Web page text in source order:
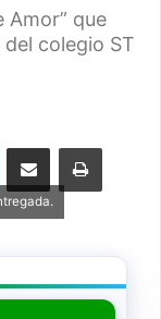
Amor” que
colegio ST
Compartir via Email Imprimi